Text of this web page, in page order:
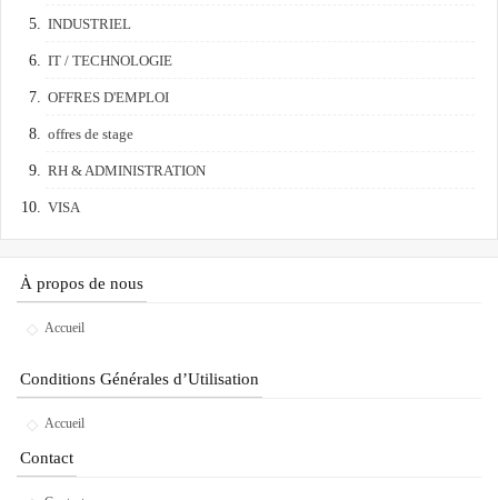
INDUSTRIEL
IT / TECHNOLOGIE
OFFRES D'EMPLOI
offres de stage
RH & ADMINISTRATION
VISA
À propos de nous
Accueil
Conditions Générales d’Utilisation
Accueil
Contact